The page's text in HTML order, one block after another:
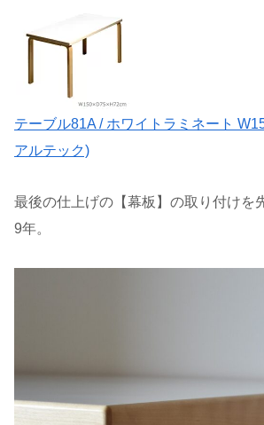
テーブル81A / ホワイトラミネート
アルテック)
最後の仕上げの【幕板】の取り付けを
9年。